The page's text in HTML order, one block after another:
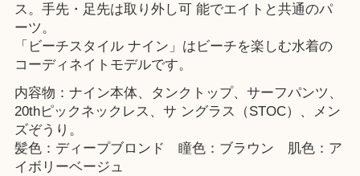
ス。手先・足先は取り外し可 能でエイトと共通のパ
ーツ。
「ビーチスタイル ナイン」はビーチを楽しむ水着の
コーディネイトモデルです。
内容物：ナイン本体、タンクトップ、サーフパンツ、
20thピックネックレス、サ ングラス（STOC）、メン
ズぞうり。
髪色：ディープブロンド 瞳色：ブラウン 肌色：ア
イボリーベージュ